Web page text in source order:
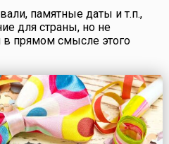
памятные даты и т.п.,
для страны, но не
прямом смысле этого